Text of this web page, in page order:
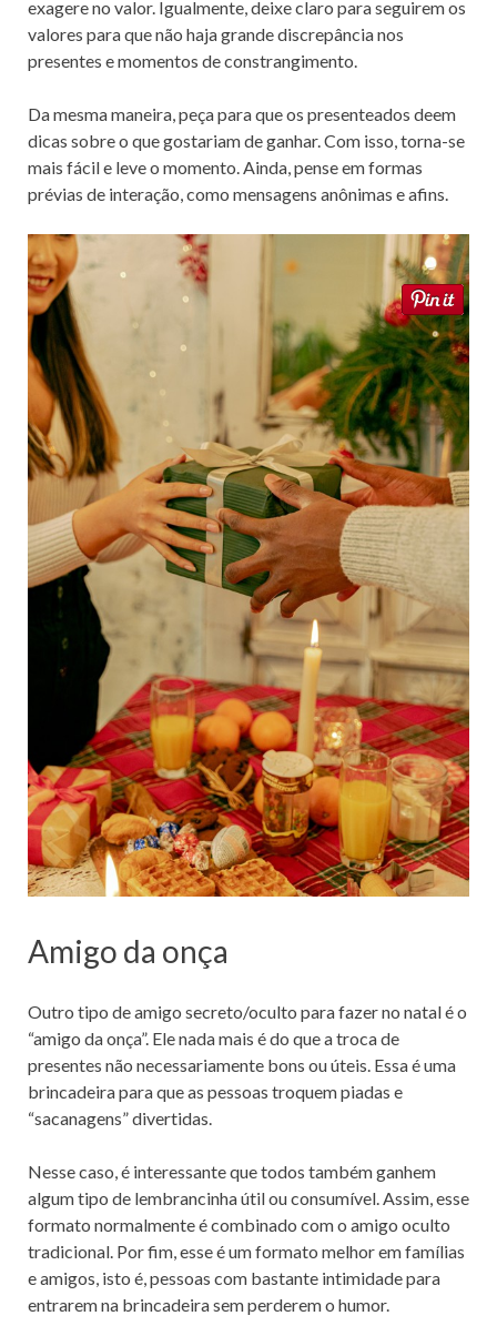
exagere no valor. Igualmente, deixe claro para seguirem os
valores para que não haja grande discrepância nos
presentes e momentos de constrangimento.
Da mesma maneira, peça para que os presenteados deem
dicas sobre o que gostariam de ganhar. Com isso, torna-se
mais fácil e leve o momento. Ainda, pense em formas
prévias de interação, como mensagens anônimas e afins.
Amigo da onça
Outro tipo de amigo secreto/oculto para fazer no natal é o
“amigo da onça”. Ele nada mais é do que a troca de
presentes não necessariamente bons ou úteis. Essa é uma
brincadeira para que as pessoas troquem piadas e
“sacanagens” divertidas.
Nesse caso, é interessante que todos também ganhem
algum tipo de lembrancinha útil ou consumível. Assim, esse
formato normalmente é combinado com o amigo oculto
tradicional. Por fim, esse é um formato melhor em famílias
e amigos, isto é, pessoas com bastante intimidade para
entrarem na brincadeira sem perderem o humor.